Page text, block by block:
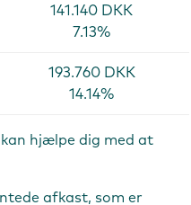
141.140 DKK
7.13%
193.760 DKK
14.14%
hjælpe dig med at
afkast, som er